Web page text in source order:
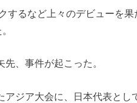
するなど上々のデビューを
、事件が起こった。
ジア大会に、日本代表とし